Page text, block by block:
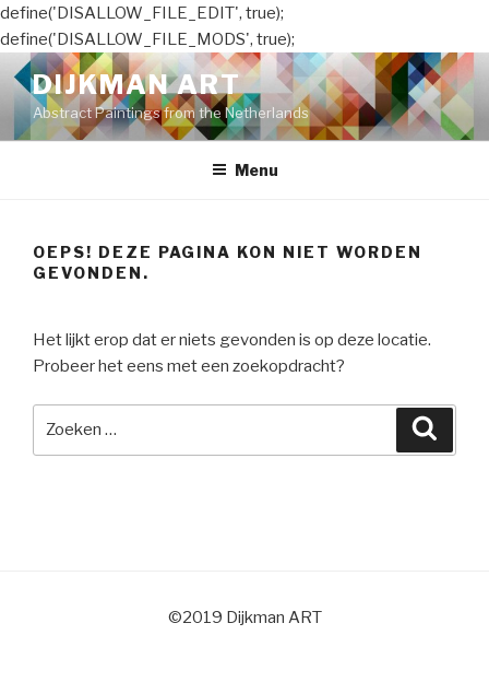
define('DISALLOW_FILE_EDIT', true);
define('DISALLOW_FILE_MODS', true);
Naar
de
inhoud
springen
DIJKMAN ART
Abstract Paintings from the Netherlands
Menu
OEPS! DEZE PAGINA KON NIET WORDEN
GEVONDEN.
Het lijkt erop dat er niets gevonden is op deze locatie.
Probeer het eens met een zoekopdracht?
©2019 Dijkman ART